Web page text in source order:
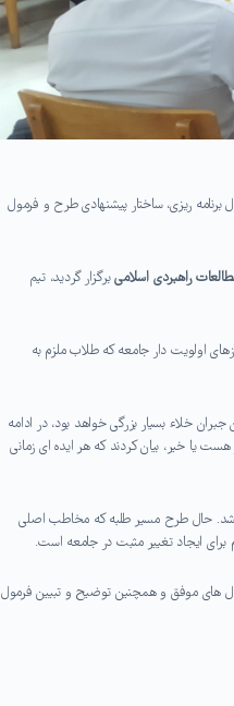
برنامه ریزی، ساختار پیشنهادی طرح و فرمول
راهبردی اسلامیبرگزار گردید، تیم
اولویت دار جامعه که طلاب ملزم به
خلاء بسیار بزرگی خواهد بود، در ادامه
یا خیر، بیان کردند که هر ایده ای زمانی
باشد. حال طرح مسیر طلبه که مخاطب اصلی
برای ایجاد تغییر مثبت در جامعه است.
های موفق و همچنین توضیح و تبیین فرمول